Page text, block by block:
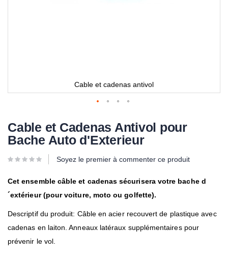
Cable et cadenas antivol
Cable et Cadenas Antivol pour
Bache Auto d'Exterieur
Soyez le premier à commenter ce produit
Cet ensemble câble et cadenas sécurisera votre bache d
´extérieur (pour voiture, moto ou golfette).
Descriptif du produit: Câble en acier recouvert de plastique avec
cadenas en laiton. Anneaux latéraux supplémentaires pour
prévenir le vol